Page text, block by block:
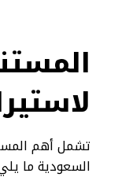
تشمل أهم
السعودية ما